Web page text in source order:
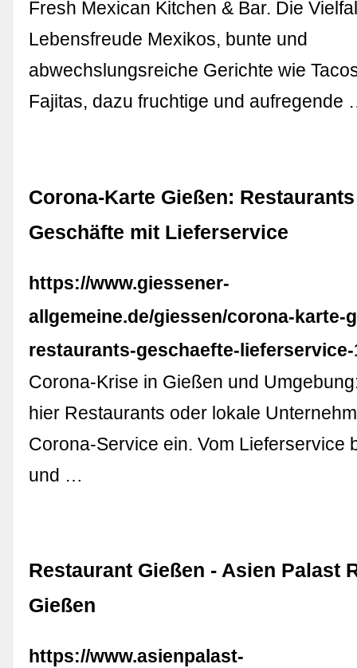
Fresh Mexican Kitchen & Bar. Die
Lebensfreude Mexikos, bunte und
abwechslungsreiche Gerichte wie
Fajitas, dazu fruchtige und aufregende
Corona-Karte Gießen:
Geschäfte mit Lieferservice
https://www.giessener-
allgemeine.de/giessen/corona-karte-
restaurants-geschaefte-lieferservice-
Corona-Krise in Gießen und
hier Restaurants oder lokale
Corona-Service ein. Vom Lieferservice
und …
Restaurant Gießen - Asien Palast
Gießen
https://www.asienpalast-